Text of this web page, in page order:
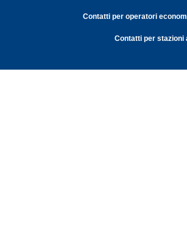
Contatti per operatori
Contatti per stazioni